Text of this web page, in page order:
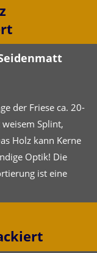
der Friese ca. 20-
Splint,
Holz kann Kerne
Optik! Die
ist eine